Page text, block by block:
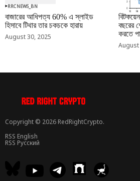
RRCNEWS_BN
বাজারের আধিপত্য 60% এ স্লাইড
হিসাবে টিথার তার চকচকে হারায়
August 30, 2025
বছরের
করতে
August
Copyright © 2026 RedRightCrypto.
RSS English
RSS Русский